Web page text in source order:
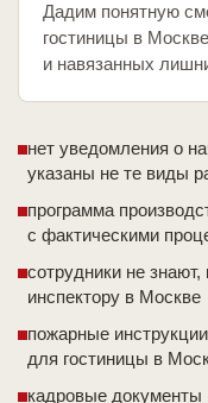
Дадим понятную
гостиницы в
и навязанных
нет уведомления о
указаны не те виды
программа
с фактическими
сотрудники не
инспектору в Москве
пожарные
для гостиницы в
кадровые